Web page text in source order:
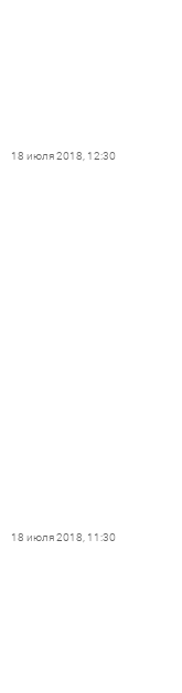
18 июля 2018, 12:30
18 июля 2018, 11:30